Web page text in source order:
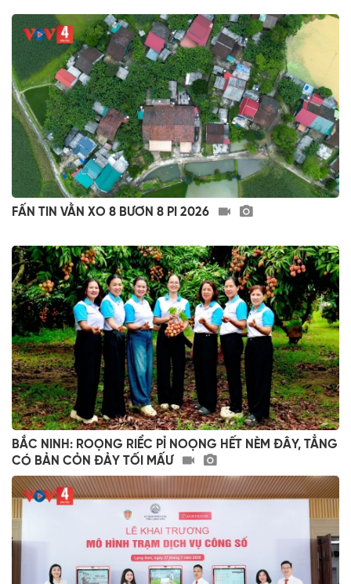
FẤN TIN VẰN XO 8 BƯƠN 8 PI 2026
BẮC NINH: ROỌNG RIỂC PỈ NOỌNG HẾT NÈM ĐÂY, TẲNG
CÓ BẢN CỎN ĐẢY TỐI MẤƯ